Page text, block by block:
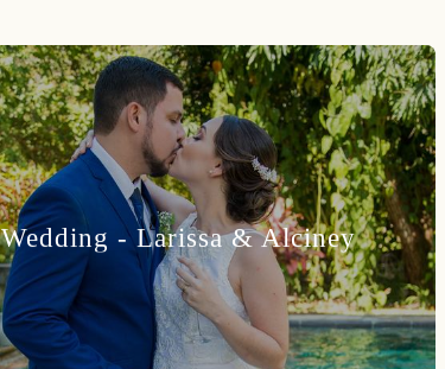
Wedding - Larissa & Alciney